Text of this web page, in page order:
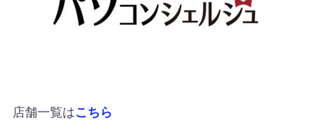
店舗一覧はこちら